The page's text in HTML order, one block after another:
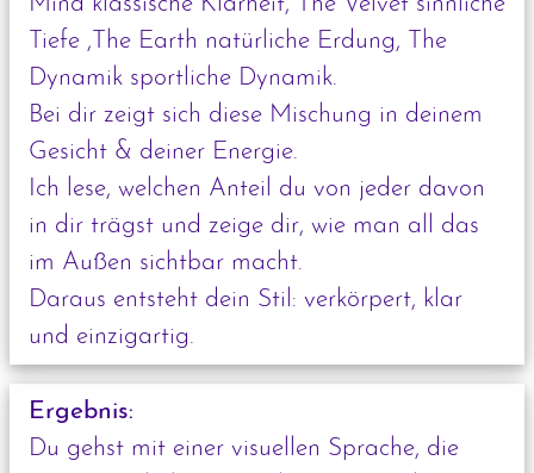
Tiefe ,The Earth natürliche Erdung, The
Dynamik sportliche Dynamik.
Bei dir zeigt sich diese Mischung in deinem
Gesicht & deiner Energie.
Ich lese, welchen Anteil du von jeder davon
in dir trägst und zeige dir, wie man all das
im Außen sichtbar macht.
Daraus entsteht dein Stil: verkörpert, klar
und einzigartig.
Ergebnis:
Du gehst mit einer visuellen Sprache, die